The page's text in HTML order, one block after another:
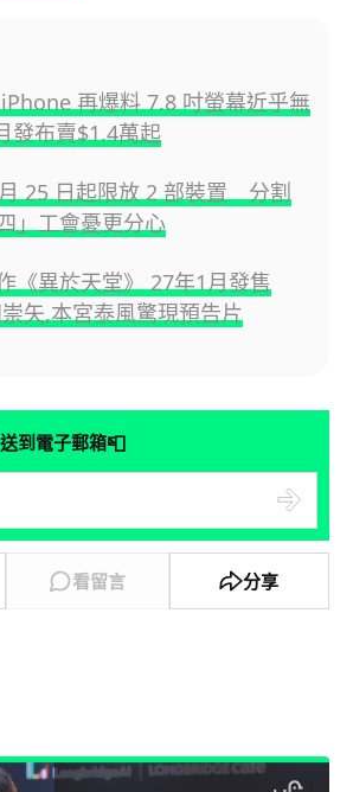
再爆料 7.8 吋螢幕近乎無
發布賣$1.4萬起
25 日起限放 2 部裝置 分割
」工會憂更分心
《異於天堂》 27年1月發售
矢,本宮泰風驚現預告片
到電子郵箱📮
看留言 分享